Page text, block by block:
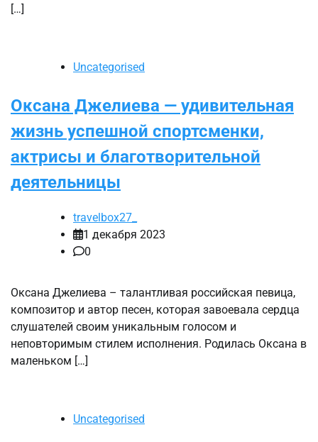
[…]
Uncategorised
Оксана Джелиева — удивительная
жизнь успешной спортсменки,
актрисы и благотворительной
деятельницы
travelbox27_
1 декабря 2023
0
Оксана Джелиева – талантливая российская певица,
композитор и автор песен, которая завоевала сердца
слушателей своим уникальным голосом и
неповторимым стилем исполнения. Родилась Оксана в
маленьком […]
Uncategorised